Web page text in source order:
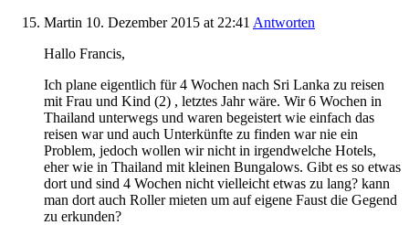
Martin 10. Dezember 2015 at 22:41 Antworten
Hallo Francis,
Ich plane eigentlich für 4 Wochen nach Sri Lanka zu reisen
mit Frau und Kind (2) , letztes Jahr wäre. Wir 6 Wochen in
Thailand unterwegs und waren begeistert wie einfach das
reisen war und auch Unterkünfte zu finden war nie ein
Problem, jedoch wollen wir nicht in irgendwelche Hotels,
eher wie in Thailand mit kleinen Bungalows. Gibt es so etwas
dort und sind 4 Wochen nicht vielleicht etwas zu lang? kann
man dort auch Roller mieten um auf eigene Faust die Gegend
zu erkunden?